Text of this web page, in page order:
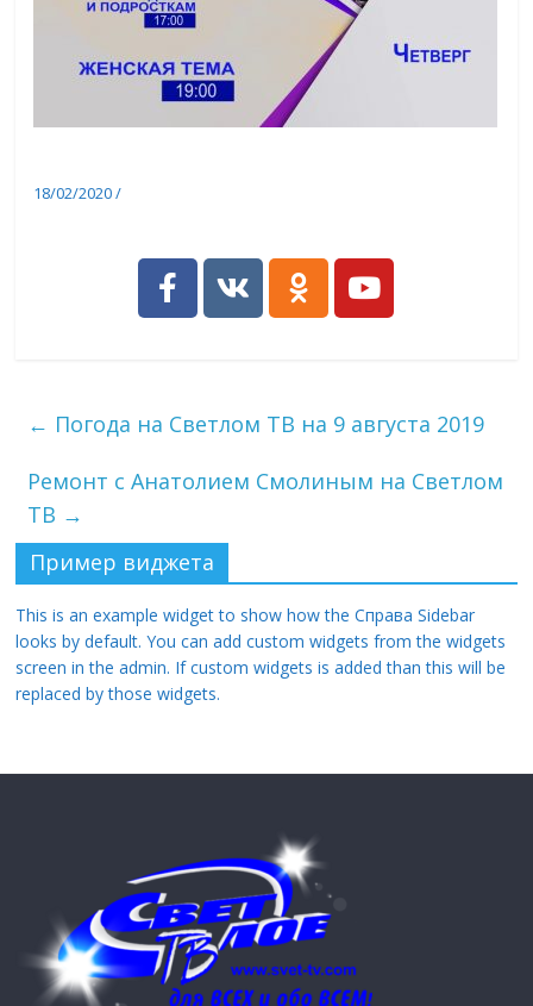
18/02/2020/
← Погода на Светлом ТВ на 9 августа 2019
Ремонт с Анатолием Смолиным на Светлом
ТВ →
Пример виджета
This is an example widget to show how the Справа Sidebar
looks by default. You can add custom widgets from the widgets
screen in the admin. If custom widgets is added than this will be
replaced by those widgets.